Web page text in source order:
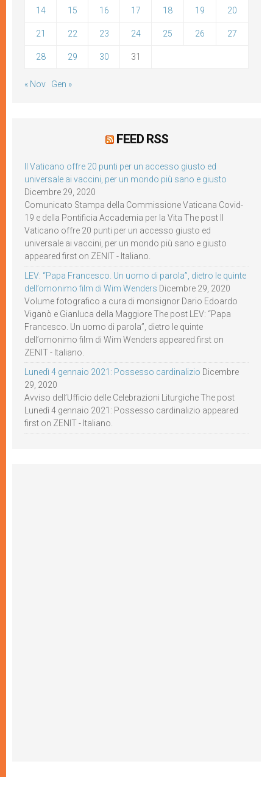
14 15 16 17 18 19 20
21 22 23 24 25 26 27
28 29 30 31
« Nov Gen »
FEED RSS
Il Vaticano offre 20 punti per un accesso giusto ed
universale ai vaccini, per un mondo più sano e giusto
Dicembre 29, 2020
Comunicato Stampa della Commissione Vaticana Covid-
19 e della Pontificia Accademia per la Vita The post Il
Vaticano offre 20 punti per un accesso giusto ed
universale ai vaccini, per un mondo più sano e giusto
appeared first on ZENIT - Italiano.
LEV: “Papa Francesco. Un uomo di parola”, dietro le quinte
dell’omonimo film di Wim Wenders Dicembre 29, 2020
Volume fotografico a cura di monsignor Dario Edoardo
Viganò e Gianluca della Maggiore The post LEV: “Papa
Francesco. Un uomo di parola”, dietro le quinte
dell’omonimo film di Wim Wenders appeared first on
ZENIT - Italiano.
Lunedì 4 gennaio 2021: Possesso cardinalizio Dicembre
29, 2020
Avviso dell’Ufficio delle Celebrazioni Liturgiche The post
Lunedì 4 gennaio 2021: Possesso cardinalizio appeared
first on ZENIT - Italiano.